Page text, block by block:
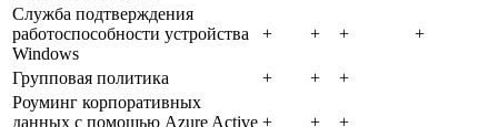
Служба подтверждения
работоспособности устройства
Windows
+ + + +
Групповая политика + +
+
Роуминг корпоративных
данных с помощью Azure Active + + +